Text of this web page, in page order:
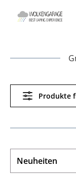
Zum Hauptinhalt
Produkte